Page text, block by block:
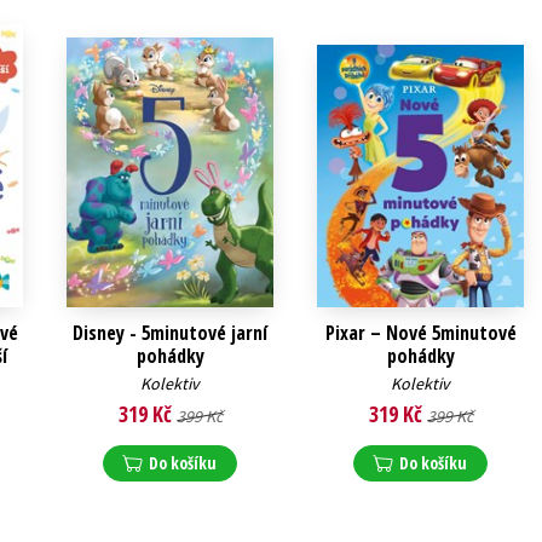
Disney - 5minutové jarní
pohádky
Kolektiv
319 Kč 399 Kč
Do košíku
Pixar – Nové 5minutové
pohádky
Kolektiv
319 Kč 399 Kč
Do košíku